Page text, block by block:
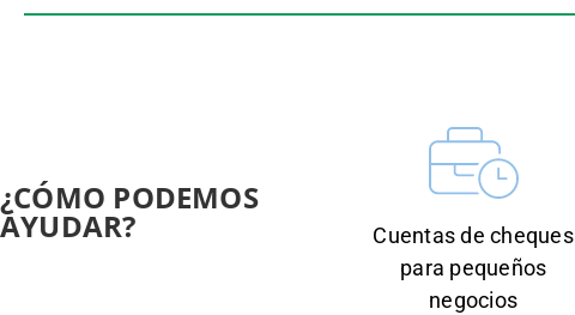
¿CÓMO PODEMOS
AYUDAR?
Cuentas de cheques
para pequeños
negocios